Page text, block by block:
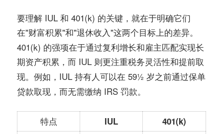
要理解 IUL 和 401(k) 的关键，就在于明确它们
在"财富积累"和"退休收入"这两个目标上的差异。
401(k) 的强项在于通过复利增长和雇主匹配实现长
期资产积累，而 IUL 则更注重税务灵活性和提前取
现。例如，IUL 持有人可以在 59½ 岁之前通过保单
贷款取现，而无需缴纳 IRS 罚款。
特点 IUL 401(k)